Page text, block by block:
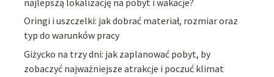
najlepszą lokalizację na pobyt i wakacje?
Oringi i uszczelki: jak dobrać materiał, rozmiar oraz
typ do warunków pracy
Giżycko na trzy dni: jak zaplanować pobyt, by
zobaczyć najważniejsze atrakcje i poczuć klimat